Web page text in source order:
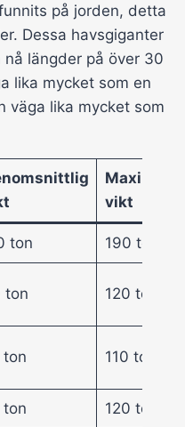
på jorden, detta
Dessa havsgiganter
längder på över 30
lika mycket som en
väga lika mycket som
Maximal
vikt
ton 190 ton
ton 120 ton
ton 110 ton
ton 120 ton